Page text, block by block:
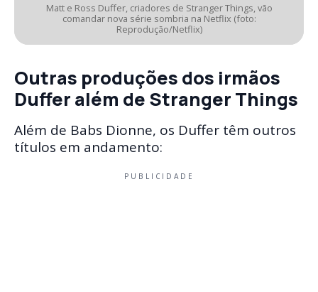
Matt e Ross Duffer, criadores de Stranger Things, vão
comandar nova série sombria na Netflix (foto:
Reprodução/Netflix)
Outras produções dos irmãos
Duffer além de Stranger Things
Além de Babs Dionne, os Duffer têm outros
títulos em andamento:
PUBLICIDADE